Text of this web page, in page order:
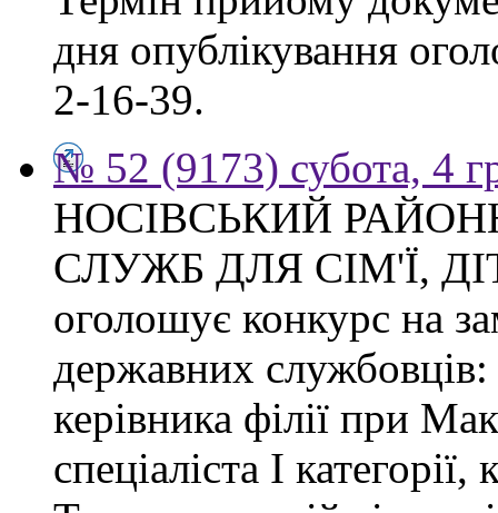
дня опублікування
2-16-39.
№ 52 (9173) субота, 4
НОСІВСЬКИЙ
СЛУЖБ ДЛЯ СІМ'Ї,
оголошує конкурс на
державних службовців:
керівника філії при
спеціаліста І